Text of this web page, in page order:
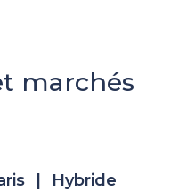
marchés
Hybride